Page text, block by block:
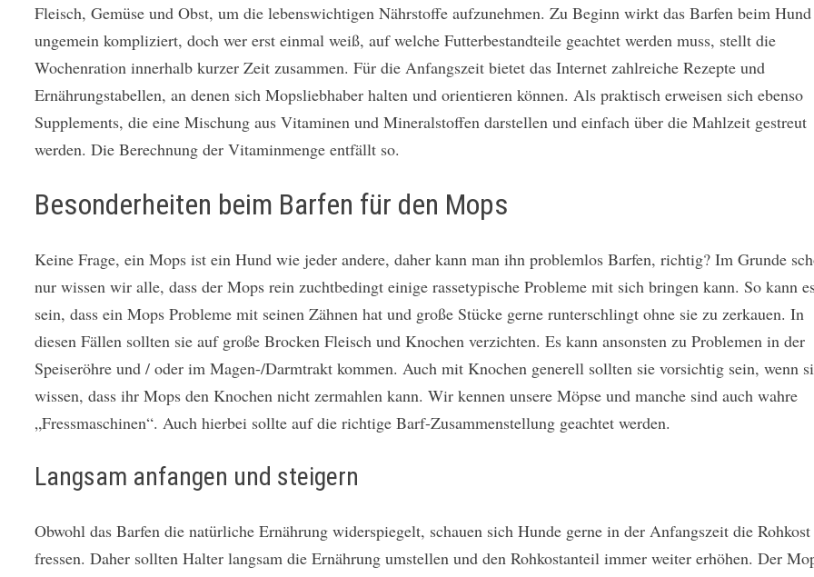
Fleisch, Gemüse und Obst, um die lebenswichtigen Nährstoffe aufzunehmen. Zu Beginn wirkt das Barfen beim Hund
ungemein kompliziert, doch wer erst einmal weiß, auf welche Futterbestandteile geachtet werden muss, stellt die
Wochenration innerhalb kurzer Zeit zusammen. Für die Anfangszeit bietet das Internet zahlreiche Rezepte und
Ernährungstabellen, an denen sich Mopsliebhaber halten und orientieren können. Als praktisch erweisen sich ebenso
Supplements, die eine Mischung aus Vitaminen und Mineralstoffen darstellen und einfach über die Mahlzeit gestreut
werden. Die Berechnung der Vitaminmenge entfällt so.
Besonderheiten beim Barfen für den Mops
Keine Frage, ein Mops ist ein Hund wie jeder andere, daher kann man ihn problemlos Barfen, richtig? Im Grunde
nur wissen wir alle, dass der Mops rein zuchtbedingt einige rassetypische Probleme mit sich bringen kann. So kann
sein, dass ein Mops Probleme mit seinen Zähnen hat und große Stücke gerne runterschlingt ohne sie zu zerkauen. In
diesen Fällen sollten sie auf große Brocken Fleisch und Knochen verzichten. Es kann ansonsten zu Problemen in der
Speiseröhre und / oder im Magen-/Darmtrakt kommen. Auch mit Knochen generell sollten sie vorsichtig sein, wenn
wissen, dass ihr Mops den Knochen nicht zermahlen kann. Wir kennen unsere Möpse und manche sind auch wahre
„Fressmaschinen“. Auch hierbei sollte auf die richtige Barf-Zusammenstellung geachtet werden.
Langsam anfangen und steigern
Obwohl das Barfen die natürliche Ernährung widerspiegelt, schauen sich Hunde gerne in der Anfangszeit die
fressen. Daher sollten Halter langsam die Ernährung umstellen und den Rohkostanteil immer weiter erhöhen. Der